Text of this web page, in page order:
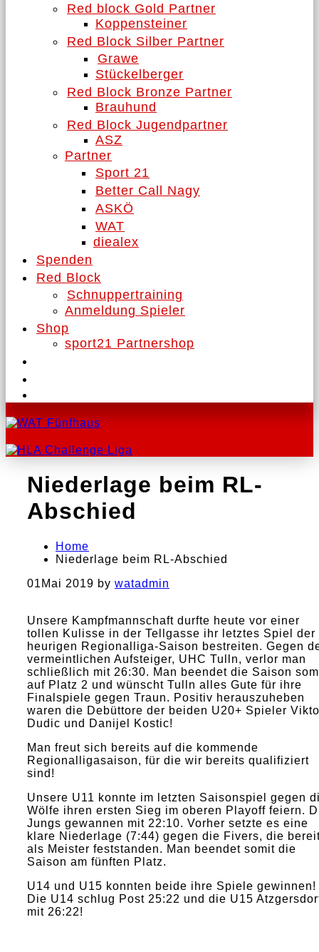
Red block Gold Partner
Koppensteiner
Red Block Silber Partner
Grawe
Stückelberger
Red Block Bronze Partner
Brauhund
Red Block Jugendpartner
ASZ
Partner
Sport 21
Better Call Nagy
ASKÖ
WAT
diealex
Spenden
Red Block
Schnuppertraining
Anmeldung Spieler
Shop
sport21 Partnershop
Niederlage beim RL-
Abschied
Home
Niederlage beim RL-Abschied
01 Mai 2019 by watadmin
Unsere Kampfmannschaft durfte heute vor einer
tollen Kulisse in der Tellgasse ihr letztes Spiel der
heurigen Regionalliga-Saison bestreiten. Gegen
vermeintlichen Aufsteiger, UHC Tulln, verlor man
schließlich mit 26:30. Man beendet die Saison
auf Platz 2 und wünscht Tulln alles Gute für ihre
Finalspiele gegen Traun. Positiv herauszuheben
waren die Debüttore der beiden U20+ Spieler
Dudic und Danijel Kostic!
Man freut sich bereits auf die kommende
Regionalligasaison, für die wir bereits qualifiziert
sind!
Unsere U11 konnte im letzten Saisonspiel gegen
Wölfe ihren ersten Sieg im oberen Playoff feiern.
Jungs gewannen mit 22:10. Vorher setzte es eine
klare Niederlage (7:44) gegen die Fivers, die
als Meister feststanden. Man beendet somit die
Saison am fünften Platz.
U14 und U15 konnten beide ihre Spiele gewinnen!
Die U14 schlug Post 25:22 und die U15
mit 26:22!